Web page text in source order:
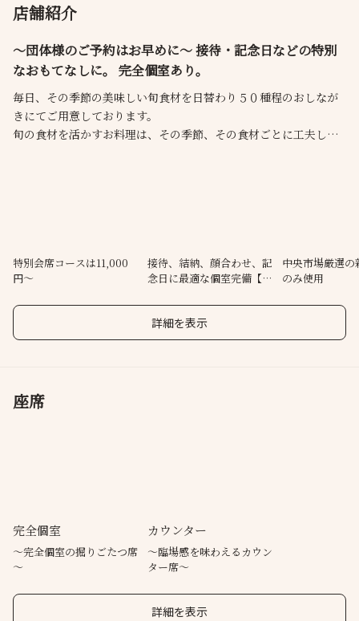
店舗紹介
～団体様のご予約はお早めに～ 接待・記念日などの特別
なおもてなしに。 完全個室あり。
毎日、その季節の美味しい旬食材を日替わり５０種程のおしなが
きにてご用意しております。
旬の食材を活かすお料理は、その季節、その食材ごとに工夫して
特別会席コースは11,000
円〜
接待、結納、顔合わせ、記
念日に最適な個室完備【最
中央市場厳選の
のみ使用
詳細を表示
座席
完全個室
～完全個室の掘りごたつ席
～
カウンター
～臨場感を味わえるカウン
ター席～
詳細を表示